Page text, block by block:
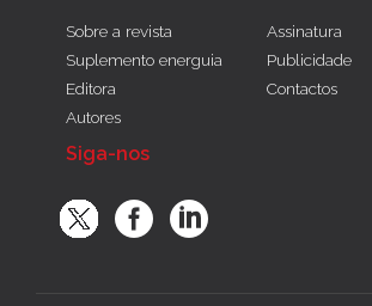
Sobre a revista
Suplemento energuia
Editora
Autores
Assinatura
Publicidade
Contactos
Siga-nos